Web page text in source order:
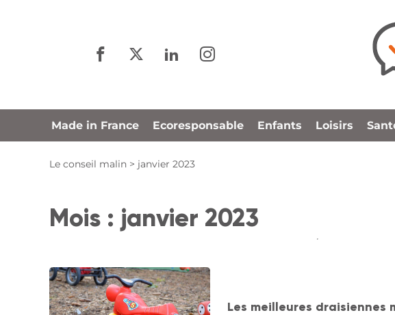
Made in France Ecoresponsable Enfants Loisirs
Le conseil malin > janvier 2023
Mois : janvier 2023
Les meilleures draisiennes